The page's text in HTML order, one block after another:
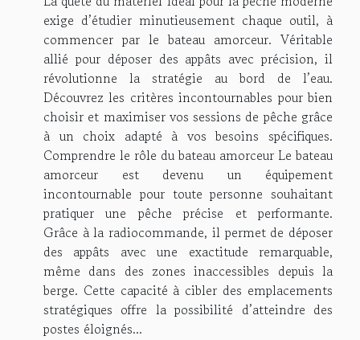
exige d’étudier minutieusement chaque outil, à
commencer par le bateau amorceur. Véritable
allié pour déposer des appâts avec précision, il
révolutionne la stratégie au bord de l’eau.
Découvrez les critères incontournables pour bien
choisir et maximiser vos sessions de pêche grâce
à un choix adapté à vos besoins spécifiques.
Comprendre le rôle du bateau amorceur Le bateau
amorceur est devenu un équipement
incontournable pour toute personne souhaitant
pratiquer une pêche précise et performante.
Grâce à la radiocommande, il permet de déposer
des appâts avec une exactitude remarquable,
même dans des zones inaccessibles depuis la
berge. Cette capacité à cibler des emplacements
stratégiques offre la possibilité d’atteindre des
postes éloignés...